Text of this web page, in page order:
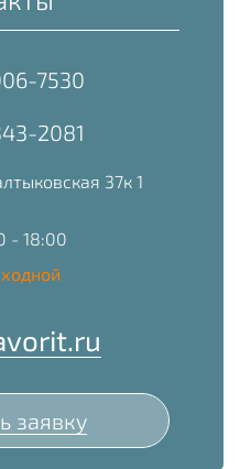
7530
2081
37к 1
- 18:00
заявку